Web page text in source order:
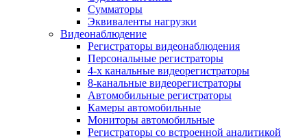
Сумматоры
Эквиваленты нагрузки
Видеонаблюдение
Регистраторы видеонаблюдения
Персональные регистраторы
4-х канальные видеорегистраторы
8-канальные видеорегистраторы
Автомобильные регистраторы
Камеры автомобильные
Мониторы автомобильные
Регистраторы со встроенной аналитикой